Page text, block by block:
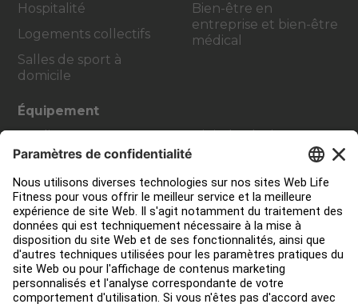
Hospitalité
Logements collectifs
Salles de sport à
domicile
Bien-être en
entreprise et bien-être
médical
Équipement
Cardio
Strength Training
Accessoires
Digital Solutions
Contact Service
Aménagement de club
Centre de services
Centre d’éducation